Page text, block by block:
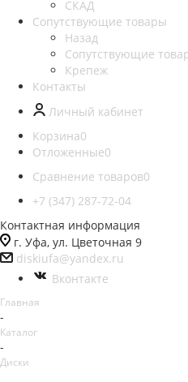
СКАД
Сопутствующие товары
Назад
Сопутствующие
Крепеж
Контакты
Личный кабинет
Корзина0
Отложенные0
Сравнение товаров0
+7 (347) 287-72-04
Контактная информация
г. Уфа, ул. Цветочная 9
diskiufa@yandex.ru
Вконтакте
Главная
-
Каталог
-
Диски